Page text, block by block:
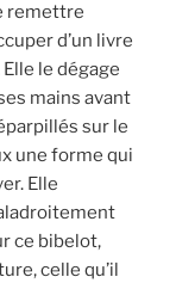
remettre
d’un livre
le dégage
mains avant
sur le
une forme qui
Elle
ce bibelot,
celle qu’il